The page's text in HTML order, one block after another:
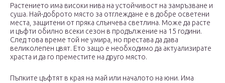
Растението има високи нива на устойчивост на замръзване и
суша. Най-доброто място за отглеждане е в добре осветени
места, защитени от пряка слънчева светлина. Може да расте
и цъфти обилно всеки сезон в продължение на 15 години.
След това време той не умира, но престава да дава
великолепен цвят. Ето защо е необходимо да актуализирате
храста и да го преместите на друго място.
Пъпките цъфтят в края на май или началото на юни. Има